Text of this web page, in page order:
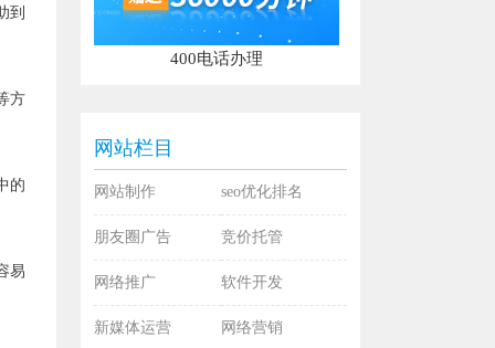
到
方
的
易
400电话办理
网站栏目
网站制作 seo优化排名
朋友圈广告 竞价托管
网络推广 软件开发
新媒体运营 网络营销